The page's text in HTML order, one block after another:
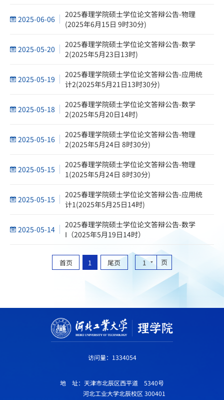
2025-06-06
2025春理学院硕士学位论文答辩公告-物理
(2025年6月15日 9时30分)
2025-05-20
2025春理学院硕士学位论文答辩公告-数学
2(2025年5月23日13时)
2025-05-19
2025春理学院硕士学位论文答辩公告-应用统
计2(2025年5月21日13时30分)
2025-05-18
2025春理学院硕士学位论文答辩公告-数学
2(2025年5月20日14时)
2025-05-16
2025春理学院硕士学位论文答辩公告-物理
2(2025年5月24日 8时30分)
2025-05-15
2025春理学院硕士学位论文答辩公告-物理
1(2025年5月24日 8时30分)
2025-05-15
2025春理学院硕士学位论文答辩公告-应用统
计1(2025年5月25日14时)
2025-05-14
2025春理学院硕士学位论文答辩公告-数学
I（2025年5月19日14时）
首页 1 尾页 1 页
访问量： 1334054
地 址：天津市北辰区西平道 5340号
河北工业大学北辰校区 300401